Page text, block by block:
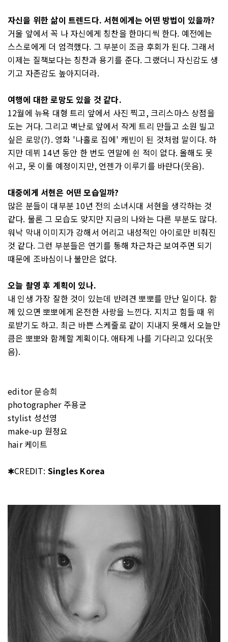
자신을 위한 삶이 트렌드다. 서현에게는 어떤 방법이 있을까?
거울 앞에서 꼭 나 자신에게 칭찬을 한마디씩 한다. 예전에는
스스로에게 더 엄격했다. 그 부분이 조금 후회가 된다. 그래서
이제는 질책보다는 칭찬과 용기를 준다. 그랬더니 자신감도 생
기고 자존감도 높아지더라.
여행에 대한 로망도 있을 것 같다.
12월에 뉴욕 대형 트리 앞에서 사진 찍고, 크리스마스 상점을
도는 거다. 그리고 벽난로 앞에서 작게 트리 만들고 소원 빌고
싶은 로망(?). 영화 '나홀로 집에' 캐빈이 된 것처럼 말이다. 하
지만 데뷔 14년 동안 한 번도 연말에 쉰 적이 없다. 올해도 못
쉬고, 못 이룰 예정이지만, 언젠가 이루기를 바란다(웃음).
대중에게 서현은 어떤 모습일까?
많은 분들이 대부분 10년 전의 소녀시대 서현을 생각하는 것
같다. 물론 그 모습도 맞지만 지금의 나와는 다른 부분도 많다.
워낙 막내 이미지가 강해서 어리고 내성적인 아이로만 비춰진
것 같다. 그런 부분들은 연기를 통해 차근차근 보여주면 되기
때문에 조바심이나 불만은 없다.
오늘 촬영 후 계획이 있나.
내 인생 가장 잘한 것이 있는데 반려견 뽀뽀를 만난 일이다. 함
께 있으면 뽀뽀에게 온전한 사랑을 느낀다. 지치고 힘들 때 위
로받기도 하고. 최근 바쁜 스케줄로 같이 지내지 못해서 오늘만
큼은 뽀뽀와 함께할 계획이다. 애타게 나를 기다리고 있다(웃
음).
editor 문승희
photographer 주용균
stylist 성선영
make-up 원정요
hair 케이트
✱CREDIT: Singles Korea